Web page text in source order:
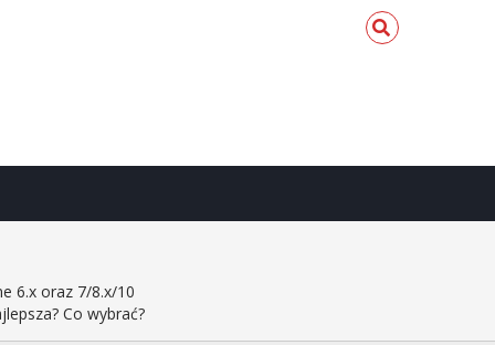
6.x oraz 7/8.x/10
Co wybrać?